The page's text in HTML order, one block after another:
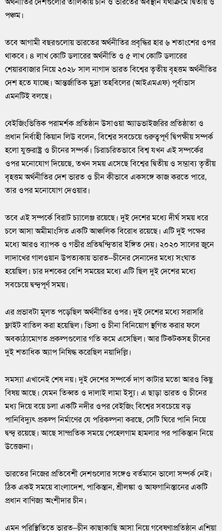
পঞ্চম।
তবে আগামী বছরগুলোয় ভারতের অর্থনীতির প্রবৃদ্ধির হার ৬ শতাংশের ওপর
থাকবে। ৪ লাখ কোটি ডলারের অর্থনীতি ও ৫ লাখ কোটি ডলারের
শেয়ারবাজার নিয়ে ২০২৮ সাল নাগাদ ভারত বিশ্বের তৃতীয় বৃহত্তম অর্থনীতির
দেশ হতে যাচ্ছে। আন্তর্জাতিক মুদ্রা তহবিলের (আইএমএফ) পূর্বাভাস
এমনটিই বলছে।
বেইজিংভিত্তিক পরামর্শক প্রতিষ্ঠান উসাওয়া অ্যাডভাইজরির প্রতিষ্ঠাতা ও
প্রধান নির্বাহী কিয়ান লিউ বলেন, বিশ্বের সবচেয়ে গুরুত্বপূর্ণ দ্বিপক্ষীয় সম্পর্ক
হলো যুক্তরাষ্ট্র ও চীনের সম্পর্ক। চিরাচরিতভাবে বিশ্ব যখন এই সম্পর্কের
ওপর মনোযোগ দিয়েছে, তখন সময় এসেছে বিশ্বের দ্বিতীয় ও সম্ভাব্য তৃতীয়
বৃহত্তম অর্থনীতির দেশ ভারত ও চীন কীভাবে একসঙ্গে কাজ করতে পারে,
তার ওপর মনোযোগ দেওয়ার।
তবে এই সম্পর্কে বিরাট চ্যালেঞ্জ রয়েছে। দুই দেশের মধ্যে দীর্ঘ সময় ধরে
চলে আসা অমীমাংসিত একটি আঞ্চলিক বিরোধ রয়েছে। এটি দুই পক্ষের
মধ্যে আরও ব্যাপক ও গভীর প্রতিদ্বন্দ্বিতার ইঙ্গিত দেয়। ২০২০ সালের জুনে
লাদাখের গালওয়ান উপত্যকায় ভারত–চীনের সেনাদের মধ্যে সংঘাত
হয়েছিল। চার দশকের বেশি সময়ের মধ্যে এটি ছিল দুই দেশের মধ্যে
সবচেয়ে দ্বন্দ্বপূর্ণ সময়।
এর প্রভাবটা মূলত পড়েছিল অর্থনীতির ওপর। দুই দেশের মধ্যে সরাসরি
ফ্লাইট বাতিল করা হয়েছিল। ভিসা ও চীনা বিনিয়োগ স্থগিত করার ফলে
অবকাঠামোগত প্রকল্পগুলোর গতি কমে এসেছিল। আর টিকটকসহ চীনের
দুই শতাধিক অ্যাপ নিষিদ্ধ করেছিল নয়াদিল্লি।
সমস্যা এখানেই শেষ নয়। দুই দেশের সম্পর্কে দাগ কাটার মতো আরও কিছু
বিষয় আছে। যেমন তিব্বত ও দালাই লামা ইস্যু। এ ছাড়া ভারত ও চীনের
মধ্য দিয়ে বয়ে চলা একটি নদীর ওপর বেইজিং বিশ্বের সবচেয়ে বড়
পানিবিদ্যুৎ প্রকল্প নির্মাণের যে পরিকল্পনা করছে, সেটি ঘিরে পানি নিয়ে
দ্বন্দ্ব রয়েছে। আছে সাম্প্রতিক সময়ে পেহেলগাম হামলার পর পাকিস্তান নিয়ে
উত্তেজনা।
ভারতের নিজের প্রতিবেশী দেশগুলোর সঙ্গেও বর্তমানে ভালো সম্পর্ক নেই।
ঠিক একই সময়ে বাংলাদেশ, পাকিস্তান, শ্রীলঙ্কা ও আফগানিস্তানের একটি
প্রধান বাণিজ্য অংশীদার চীন।
এমন পরিস্থিতিতে ভারত–চীন কাছাকাছি আসা নিয়ে গবেষণাপ্রতিষ্ঠান এশিয়া